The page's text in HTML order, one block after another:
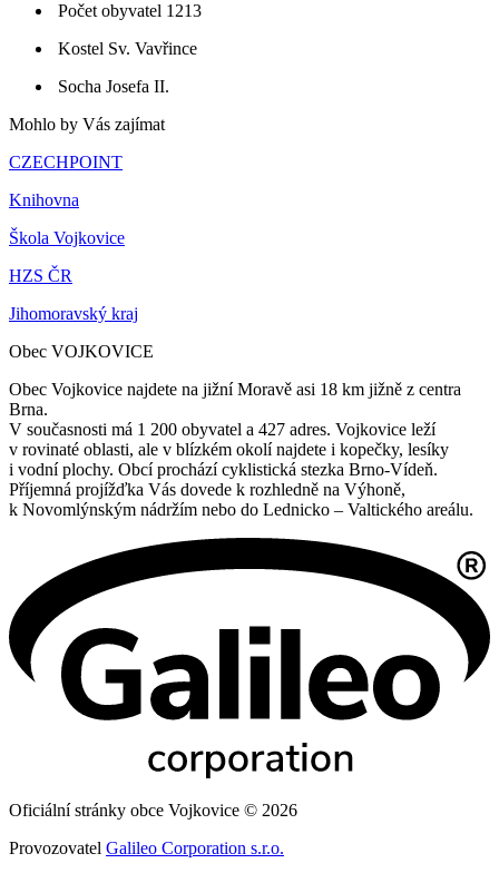
Počet obyvatel 1213
Kostel Sv. Vavřince
Socha Josefa II.
Mohlo by Vás zajímat
CZECHPOINT
Knihovna
Škola Vojkovice
HZS ČR
Jihomoravský kraj
Obec VOJKOVICE
Obec Vojkovice najdete na jižní Moravě asi 18 km jižně z centra
Brna.
V současnosti má 1 200 obyvatel a 427 adres. Vojkovice leží
v rovinaté oblasti, ale v blízkém okolí najdete i kopečky, lesíky
i vodní plochy. Obcí prochází cyklistická stezka Brno-Vídeň.
Příjemná projížďka Vás dovede k rozhledně na Výhoně,
k Novomlýnským nádržím nebo do Lednicko – Valtického areálu.
Oficiální stránky obce Vojkovice © 2026
Provozovatel Galileo Corporation s.r.o.